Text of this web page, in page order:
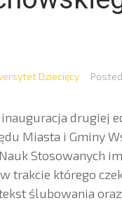
Dziecięcy Posted
drugiej
Miasta i Gminy
Stosowanych
trakcie którego
ślubowania